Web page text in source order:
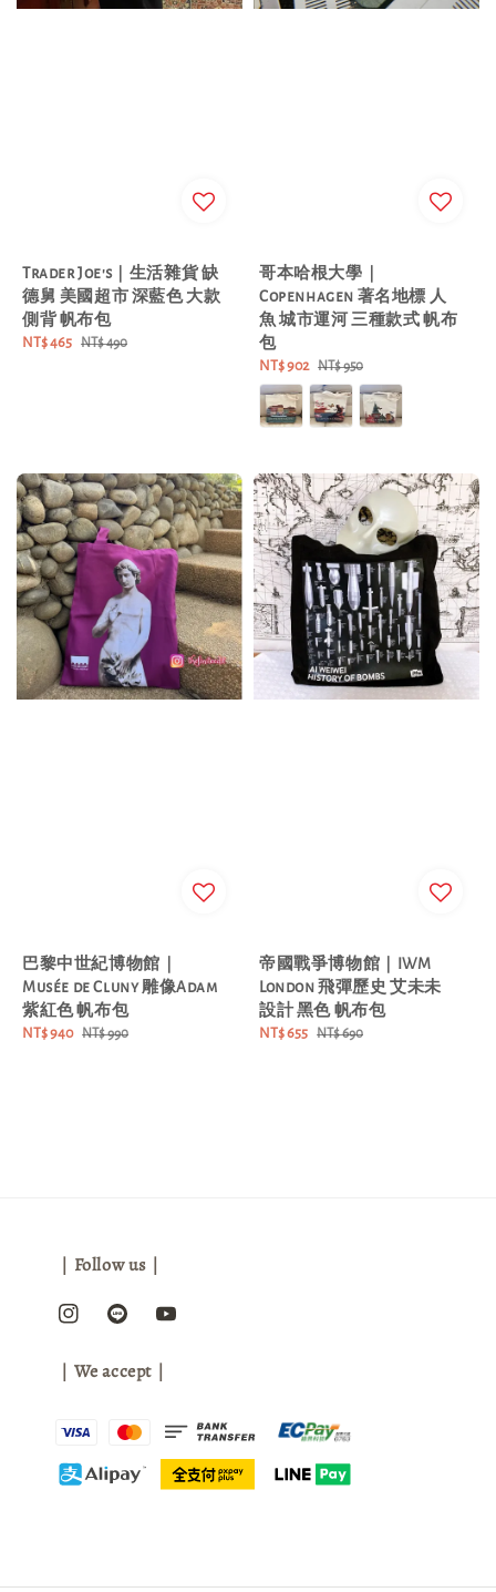
Trader Joe's｜生活雜貨 缺
德舅 美國超市 深藍色 大款
側背 帆布包
Sale
NT$ 465 Regular
NT$ 490
哥本哈根大學｜
Copenhagen 著名地標 人
魚 城市運河 三種款式 帆布
包
Sale
price
NT$ 902 Regular
price
NT$ 950
巴黎中世紀博物館｜
Musée de Cluny 雕像Adam
紫紅色 帆布包
Sale
NT$ 940 Regular
NT$ 990
帝國戰爭博物館｜IWM
London 飛彈歷史 艾未未
設計 黑色 帆布包
Sale
NT$ 655 Regular
NT$ 690
｜Follow us｜
｜We accept｜